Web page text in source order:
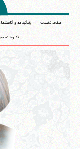
صفحه نخست زندگینامه و گاهشمار
نگارخانه
قم،